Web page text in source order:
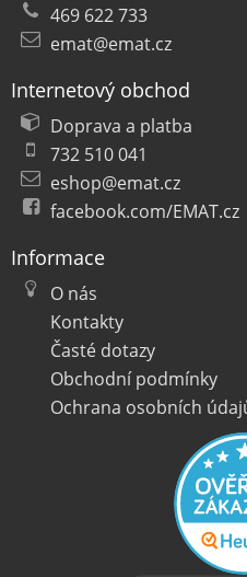
469 622 733
emat@emat.cz
Internetový obchod
Doprava a platba
732 510 041
eshop@emat.cz
facebook.com/EMAT.cz
Informace
O nás
Kontakty
Časté dotazy
Obchodní podmínky
Ochrana osobních